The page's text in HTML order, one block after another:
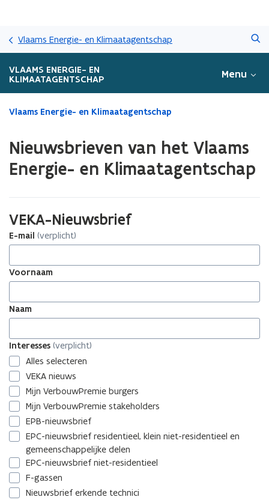
en
naar
Vlaams Energie- en Klimaatagentschap
VLAAMS ENERGIE- EN
KLIMAATAGENTSCHAP
Menu
Gedaan
bevindt
zich
van
het
Vlaams
Energie-
Klimaatagentschap
Vlaams Energie- en Klimaatagentschap
Nieuwsbrieven van het Vlaams
Energie- en Klimaatagentschap
VEKA-Nieuwsbrief
E-mail (verplicht)
Voornaam
Naam
Interesses (verplicht)
Interesses
Alles selecteren
VEKA nieuws
Mijn VerbouwPremie burgers
Mijn VerbouwPremie stakeholders
EPB-nieuwsbrief
EPC-nieuwsbrief residentieel, klein niet-residentieel en
gemeenschappelijke delen
EPC-nieuwsbrief niet-residentieel
F-gassen
Nieuwsbrief erkende technici